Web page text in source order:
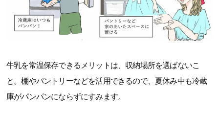
牛乳を常温保存できるメリットは、収納場所を選ばないこ
と。棚やパントリーなどを活用できるので、夏休み中も冷蔵
庫がパンパンにならずにすみます。